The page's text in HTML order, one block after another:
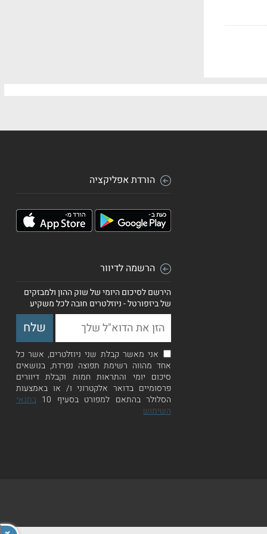
הורדת אפליקציה
הרשמה לדיוור
הירשם לסיכום היומי של שוק ההון ולמבזקים
של ביזפורטל - ניוזלטרים חובה לכל משקיע
אני מאשר קבלת שני ניוזלטרים, אשר כל
אחד מהווה רשימת תפוצה נפרדת, בנושאים
סיכום יומי והתראות חמות וקבלת דיוורים
פרסומיים בדואר אלקטרוני ו/ או באמצעות
הסלולר בהתאם למפורט בסעיף 10
בתנאי
השימוש